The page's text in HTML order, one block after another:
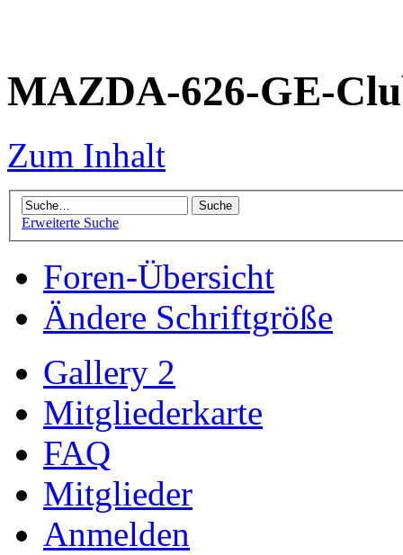
MAZDA-626-GE-
Zum Inhalt
Erweiterte Suche
Foren-Übersicht
Ändere Schriftgröße
Gallery 2
Mitgliederkarte
FAQ
Mitglieder
Anmelden